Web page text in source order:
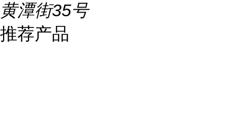
黄潭街35号
推荐产品